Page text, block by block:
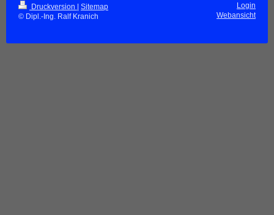
Druckversion | Sitemap
© Dipl.-Ing. Ralf Kranich
Login
Webansicht